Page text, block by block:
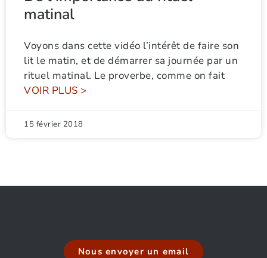
matinal
Voyons dans cette vidéo l’intérêt de faire son
lit le matin, et de démarrer sa journée par un
rituel matinal. Le proverbe, comme on fait
VOIR PLUS >
15 février 2018
Nous envoyer un email